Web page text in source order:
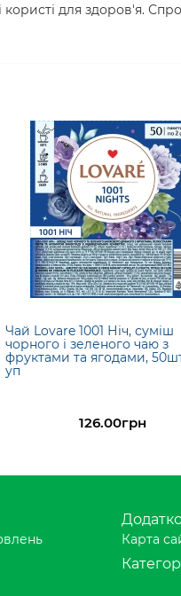
для здоров'я.
Чай Lovare 1001 Ніч, суміш
чорного і зеленого чаю з
фруктами та ягодами,
уп
126.00грн
Карта